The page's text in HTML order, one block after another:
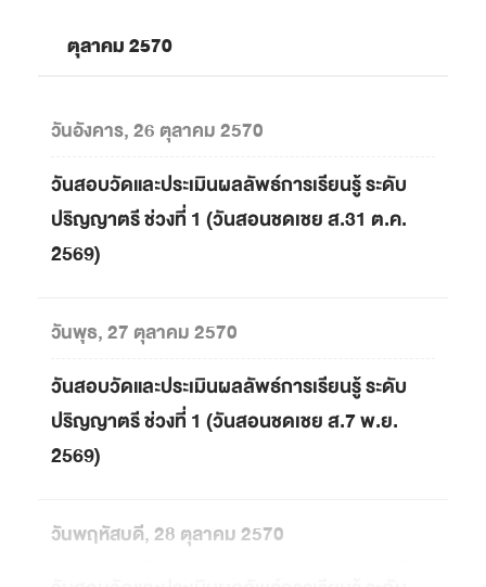
ตุลาคม 2570
วันอังคาร, 26 ตุลาคม 2570
วันสอบวัดและประเมินผลลัพธ์การเรียนรู้ ระดับ
ปริญญาตรี ช่วงที่ 1 (วันสอนชดเชย ส.31 ต.ค.
2569)
วันพุธ, 27 ตุลาคม 2570
วันสอบวัดและประเมินผลลัพธ์การเรียนรู้ ระดับ
ปริญญาตรี ช่วงที่ 1 (วันสอนชดเชย ส.7 พ.ย.
2569)
วันพฤหัสบดี, 28 ตุลาคม 2570